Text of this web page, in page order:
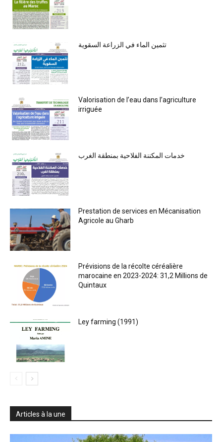
تثمين الماء في الزراعة السقوية
Valorisation de l’eau dans l’agriculture
irriguée
خدمات المكننة الفلاحية بمنطقة الغرب
Prestation de services en Mécanisation
Agricole au Gharb
Prévisions de la récolte céréalière
marocaine en 2023-2024: 31,2 Millions de
Quintaux
Ley farming (1991)
Articles à la une